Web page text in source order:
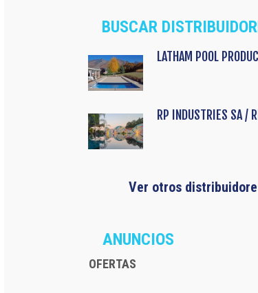
BUSCAR
LATHAM POOL
RP INDUSTRIES SA /
Ver otros
ANUNCIOS
OFERTAS